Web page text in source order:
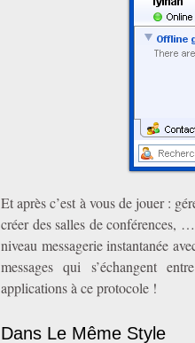
Et après c’est à vous de jouer :
créer des salles de conférences,
niveau messagerie instantanée
messages qui s’échangent
applications à ce protocole !
Dans Le Même Style